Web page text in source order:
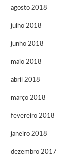
agosto 2018
julho 2018
junho 2018
maio 2018
abril 2018
março 2018
fevereiro 2018
janeiro 2018
dezembro 2017